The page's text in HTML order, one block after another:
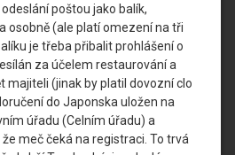
poštou jako balík,
osobně (ale platí omezení na tři
je třeba přibalit prohlášení o
za účelem restaurování a
majiteli (jinak by platil dovozní clo
do Japonska uložen na
úřadu (Celním úřadu) a
meč čeká na registraci. To trvá